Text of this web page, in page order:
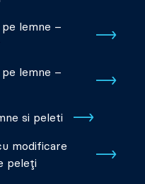
lemne –
lemne –
si peleti
modificare
peleți